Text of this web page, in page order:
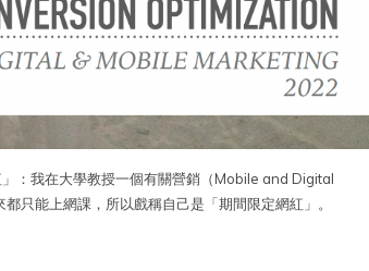
：我在大學教授一個有關營銷（Mobile and Digital
只能上網課，所以戲稱自己是「期間限定網紅」。